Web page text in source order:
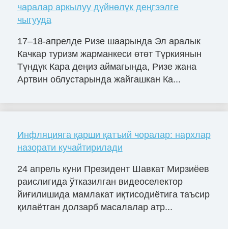
чаралар аркылуу дүйнөлүк деңгээлге
чыгууда
17–18-апрелде Ризе шаарында Эл аралык
Качкар туризм жарманкеси өтөт Түркиянын
Түндүк Кара деңиз аймагында, Ризе жана
Артвин облустарында жайгашкан Ка...
Инфляцияга қарши қатъий чоралар: нархлар
назорати кучайтирилади
24 апрель куни Президент Шавкат Мирзиёев
раислигида ўтказилган видеоселектор
йиғилишида мамлакат иқтисодиётига таъсир
қилаётган долзарб масалалар атр...